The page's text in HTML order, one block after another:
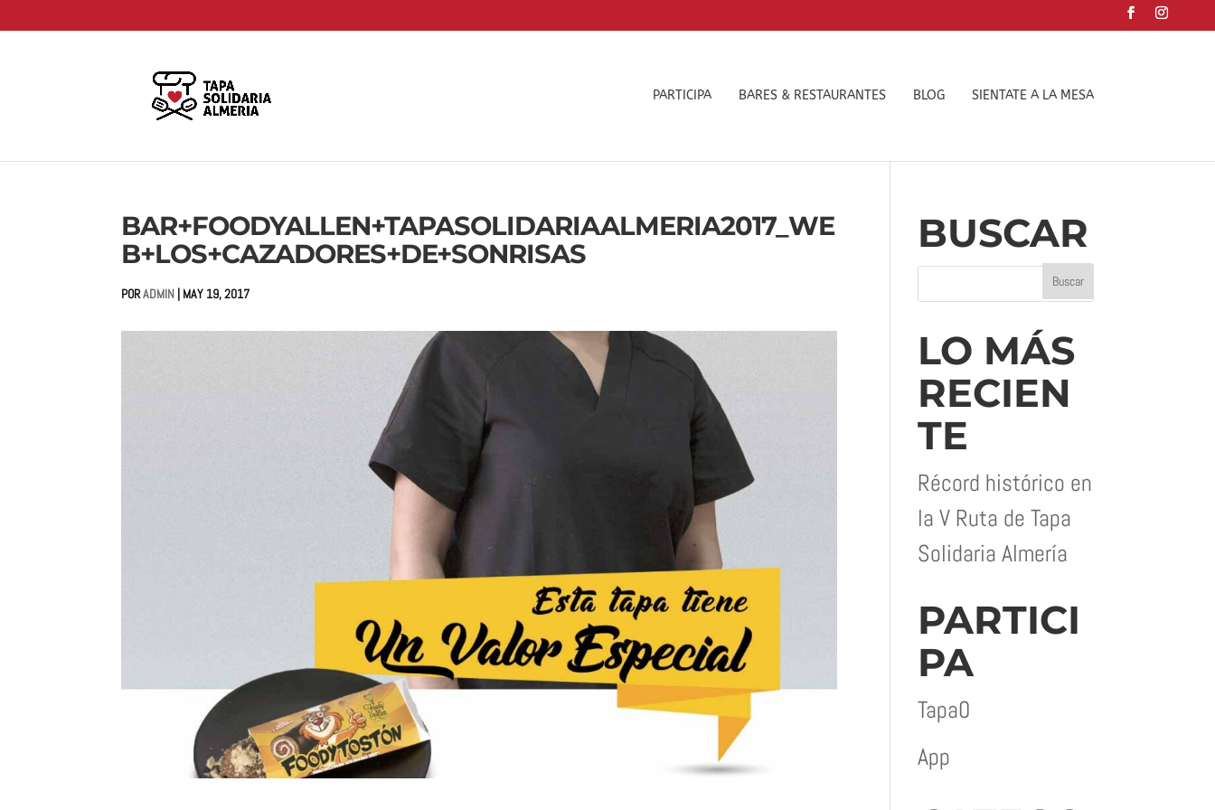
PARTICIPA BARES & RESTAURANTES BLOG SIENTATE A LA MESA
BAR+FOODYALLEN+TAPASOLIDARIAALMERIA2017_WE
B+LOS+CAZADORES+DE+SONRISAS
PORADMIN | MAY 19, 2017
BUSCAR
LO MÁS
RECIEN
TE
Récord histórico en
la V Ruta de Tapa
Solidaria Almería
PARTICI
PA
Tapa0
App